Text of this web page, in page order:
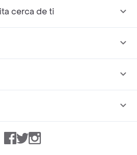
cerca de ti
Facebook
TwitterInstagram